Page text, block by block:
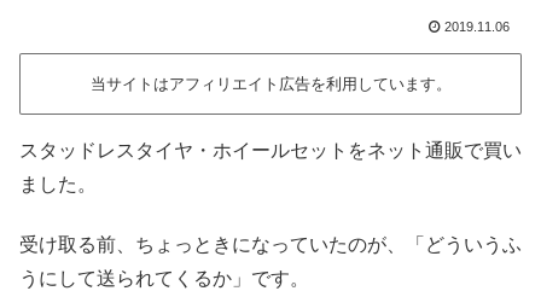
2019.11.06
当サイトはアフィリエイト広告を利用しています。
スタッドレスタイヤ・ホイールセットをネット通販で買い
ました。
受け取る前、ちょっときになっていたのが、「どういうふ
うにして送られてくるか」です。